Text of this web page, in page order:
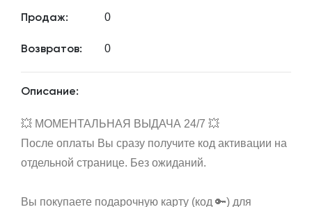
Продаж: 0
Возвратов: 0
Описание:
💥 МОМЕНТАЛЬНАЯ ВЫДАЧА 24/7 💥
После оплаты Вы сразу получите код активации на
отдельной странице. Без ожиданий.
Вы покупаете подарочную карту (код 🔑) для